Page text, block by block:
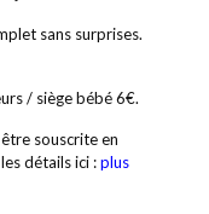
sans surprises.
/ siège bébé 6€.
souscrite en
détails ici :plus